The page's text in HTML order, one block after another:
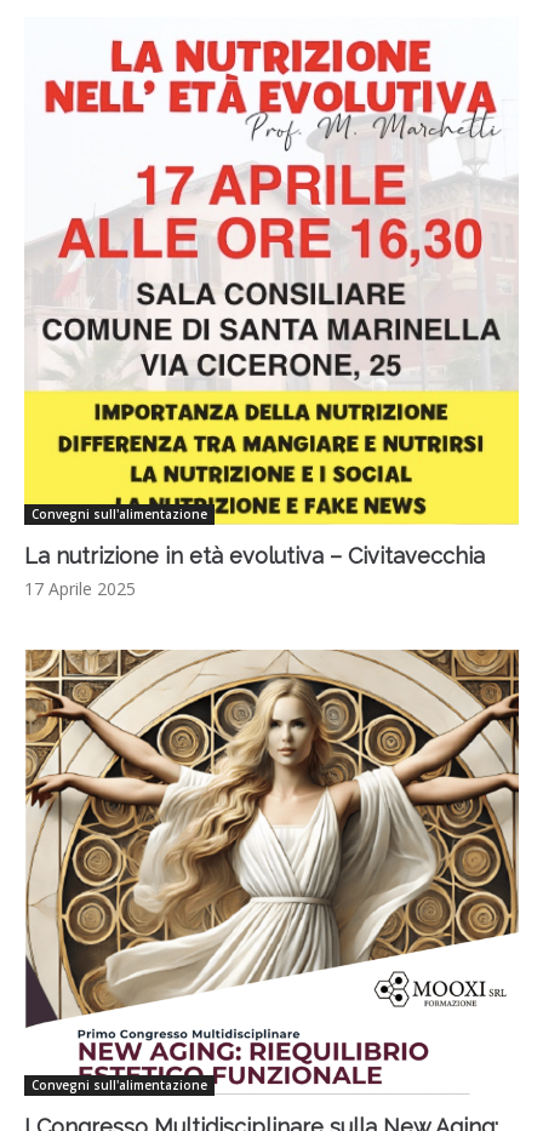
Convegni sull'alimentazione
La nutrizione in età evolutiva – Civitavecchia
17 Aprile 2025
Convegni sull'alimentazione